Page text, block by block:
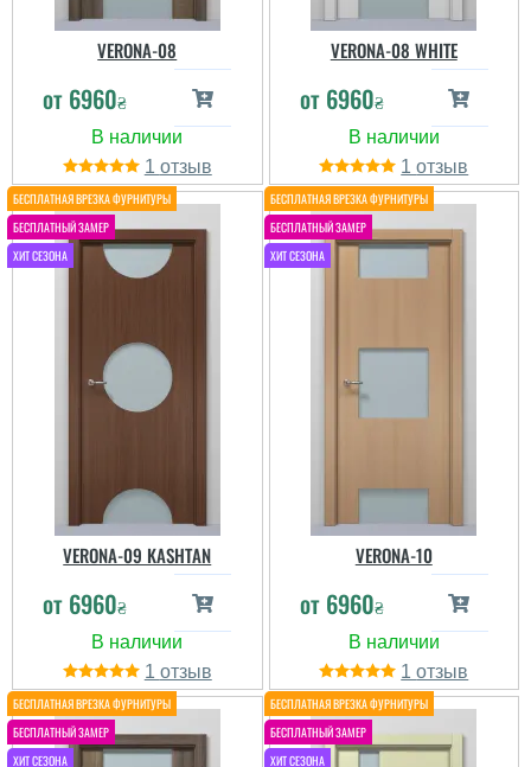
VERONA-08
от 6960₴
1
VERONA-08 WHITE
от 6960₴
1
VERONA-09 KASHTAN
от 6960₴
1
VERONA-10
от 6960₴
1